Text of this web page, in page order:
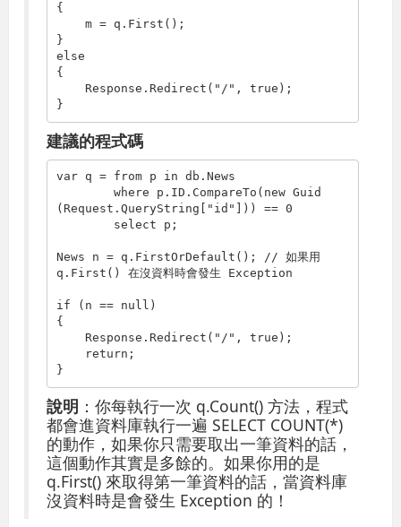
{
else
{
    Response.Redirect(
"/" , true );
}
建議的程式碼
var q = from p in db.News
where p.ID.CompareTo( new Guid
(Request.QueryString[
"id"
])) == 0
select p;
News n = q.FirstOrDefault(); // 如果用
q.First() 在沒資料時會發生 Exception
if (n == null )
{
    Response.Redirect(
"/" , true );
return ;
}
說明 ：你每執行一次 q.Count() 方法，程式
都會進資料庫執行一遍 SELECT COUNT(*)
的動作，如果你只需要取出一筆資料的話，
這個動作其實是多餘的。如果你用的是
q.First() 來取得第一筆資料的話，當資料庫
沒資料時是會發生 Exception 的！